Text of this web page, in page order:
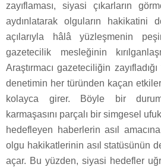
zayıflaması, siyasi çıkarların
aydınlatarak olguların hakikatini
açılarıyla hâlâ yüzleşmenin
gazetecilik mesleğinin
Araştırmacı gazeteciliğin
denetimin her türünden kaçan
kolayca girer. Böyle bir
karmaşasını parçalı bir simgesel
hedefleyen haberlerin asıl
olgu hakikatlerinin asıl statüsünün
açar. Bu yüzden, siyasi hedefler